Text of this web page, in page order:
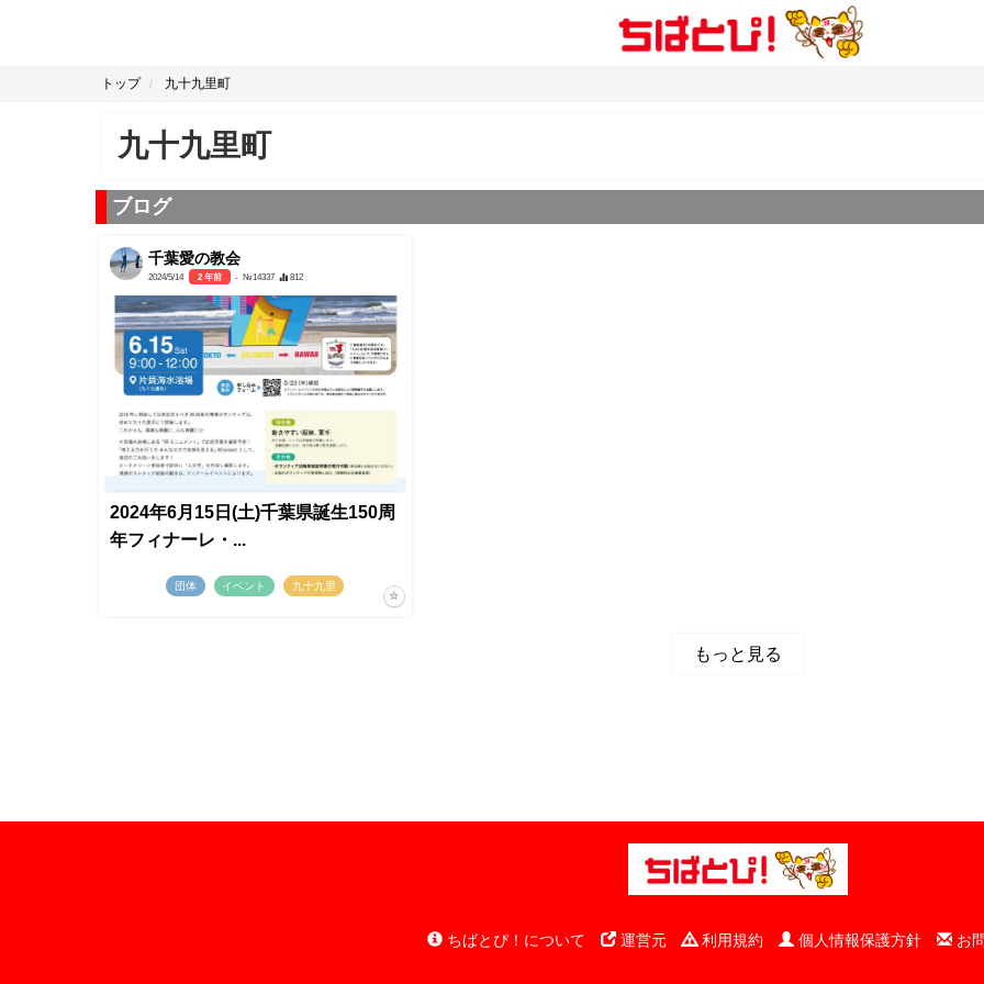
トップ 九十九里町
九十九里町
ブログ
千葉愛の教会
2024/5/14 2 年前 - №14337 812
2024年6月15日(土)千葉県誕生150周
年フィナーレ・...
団体 イベント 九十九里
もっと見る
ちばとぴ！について 運営元 利用規約 個人情報保護方針 お